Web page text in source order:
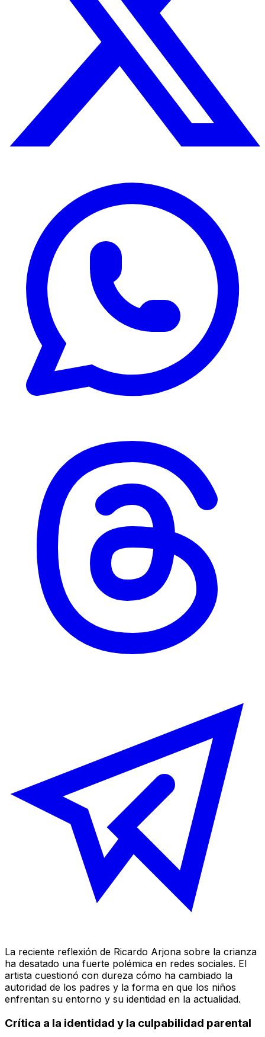
La reciente reflexión de Ricardo Arjona sobre la crianza
ha desatado una fuerte polémica en redes sociales. El
artista cuestionó con dureza cómo ha cambiado la
autoridad de los padres y la forma en que los niños
enfrentan su entorno y su identidad en la actualidad.
Crítica a la identidad y la culpabilidad parental